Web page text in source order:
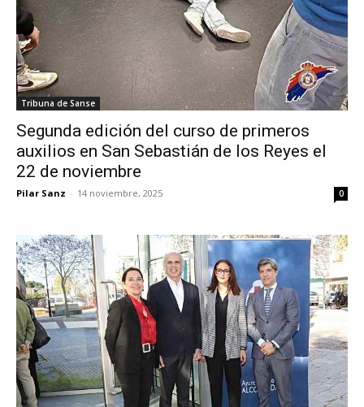
Tribuna de Sanse
Segunda edición del curso de primeros
auxilios en San Sebastián de los Reyes el
22 de noviembre
Pilar Sanz - 14 noviembre, 2025 0